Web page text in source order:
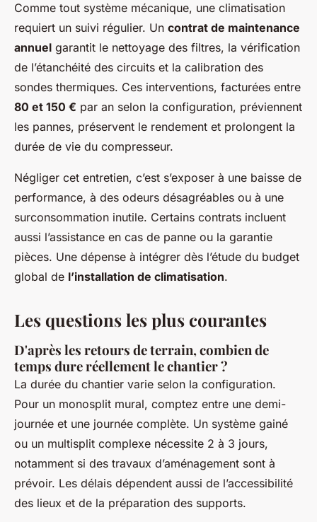
Comme tout système mécanique, une climatisation
requiert un suivi régulier. Un contrat de maintenance
annuel garantit le nettoyage des filtres, la vérification
de l’étanchéité des circuits et la calibration des
sondes thermiques. Ces interventions, facturées entre
80 et 150 € par an selon la configuration, préviennent
les pannes, préservent le rendement et prolongent la
durée de vie du compresseur.
Négliger cet entretien, c’est s’exposer à une baisse de
performance, à des odeurs désagréables ou à une
surconsommation inutile. Certains contrats incluent
aussi l’assistance en cas de panne ou la garantie
pièces. Une dépense à intégrer dès l’étude du budget
global de l’installation de climatisation.
Les questions les plus courantes
D'après les retours de terrain, combien de
temps dure réellement le chantier ?
La durée du chantier varie selon la configuration.
Pour un monosplit mural, comptez entre une demi-
journée et une journée complète. Un système gainé
ou un multisplit complexe nécessite 2 à 3 jours,
notamment si des travaux d’aménagement sont à
prévoir. Les délais dépendent aussi de l’accessibilité
des lieux et de la préparation des supports.